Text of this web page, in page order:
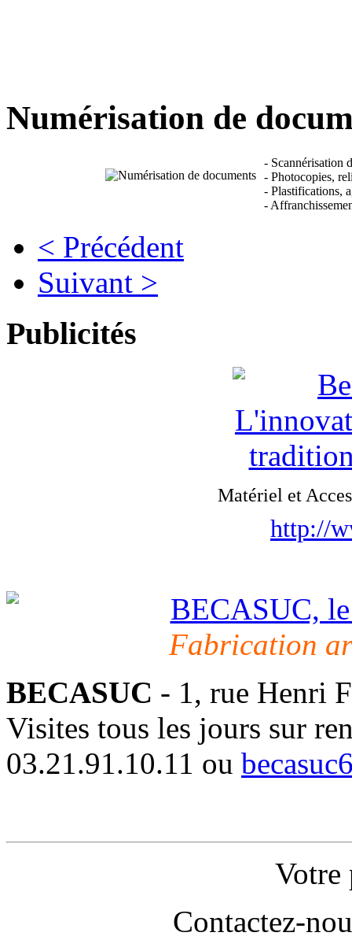
Numérisation de
- Scannérisation
- Photocopies,
- Plastifications,
-
< Précédent
Suivant >
Publicités
Matériel et
http://
Fabrication
BECASUC - 1, rue Henri
Visites tous les jours sur
03.21.91.10.11 ou
Contactez-